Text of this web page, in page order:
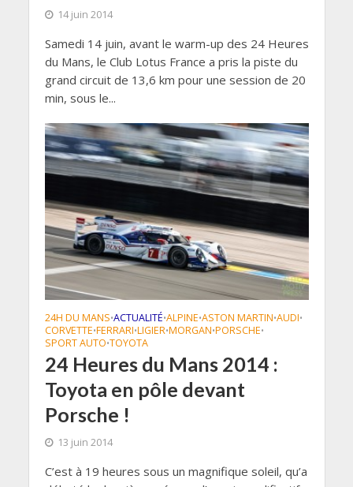
14 juin 2014
Samedi 14 juin, avant le warm-up des 24 Heures
du Mans, le Club Lotus France a pris la piste du
grand circuit de 13,6 km pour une session de 20
min, sous le...
24H DU MANS•ACTUALITÉ•ALPINE•ASTON MARTIN•AUDI•
CORVETTE•FERRARI•LIGIER•MORGAN•PORSCHE•
SPORT AUTO•TOYOTA
24 Heures du Mans 2014 :
Toyota en pôle devant
Porsche !
13 juin 2014
C’est à 19 heures sous un magnifique soleil, qu’a